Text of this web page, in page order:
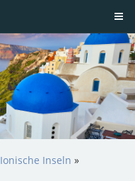
Ionische Inseln »